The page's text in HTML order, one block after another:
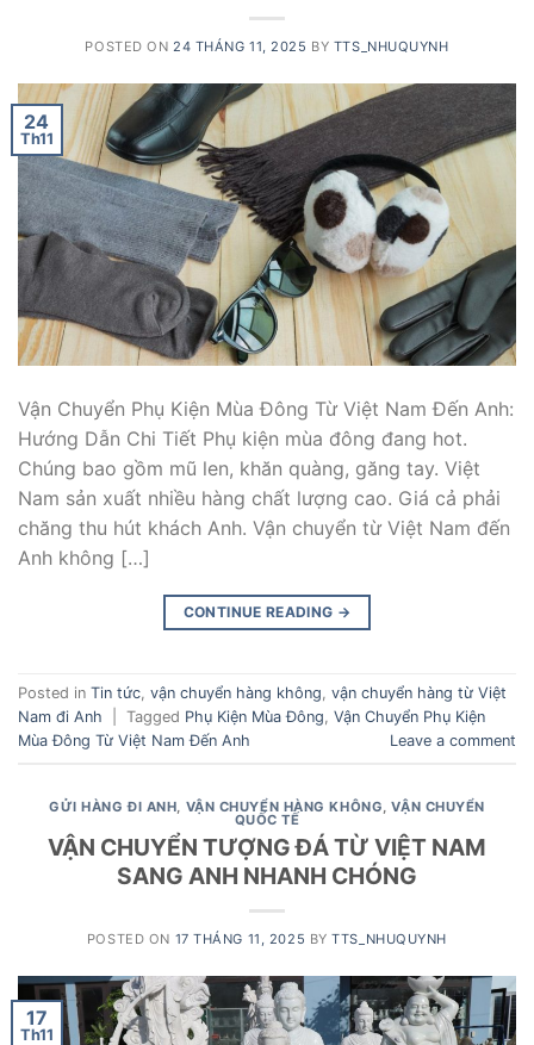
POSTED ON24 THÁNG 11, 2025 BY TTS_NHUQUYNH
24
Th11
Vận Chuyển Phụ Kiện Mùa Đông Từ Việt Nam Đến Anh:
Hướng Dẫn Chi Tiết Phụ kiện mùa đông đang hot.
Chúng bao gồm mũ len, khăn quàng, găng tay. Việt
Nam sản xuất nhiều hàng chất lượng cao. Giá cả phải
chăng thu hút khách Anh. Vận chuyển từ Việt Nam đến
Anh không […]
CONTINUE READING →
Posted in Tin tức vận chuyển hàng không vận chuyển hàng từ Việt
Nam đi Anh
Tagged Phụ Kiện Mùa Đông Vận Chuyển Phụ Kiện
Mùa Đông Từ Việt Nam Đến Anh
Leave a comment
GỬI HÀNG ĐI ANH VẬN CHUYỂN HÀNG KHÔNG ,VẬN CHUYỂN
QUỐC TẾ
VẬN CHUYỂN TƯỢNG ĐÁ TỪ VIỆT NAM
SANG ANH NHANH CHÓNG
POSTED ON 17 THÁNG 11, 2025 BYTTS_NHUQUYNH
17
Th11